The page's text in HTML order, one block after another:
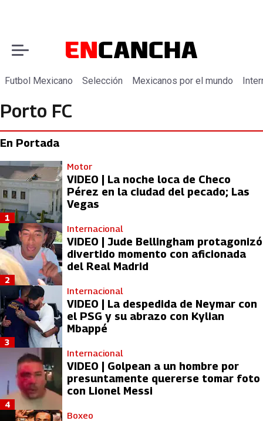
Futbol Mexicano Selección Mexicanos por el mundo
Porto FC
En Portada
Motor
VIDEO | La noche loca de Checo
Pérez en la ciudad del pecado; Las
Vegas
1
Internacional
VIDEO | Jude Bellingham protagonizó
divertido momento con aficionada
del Real Madrid
2
Internacional
VIDEO | La despedida de Neymar con
el PSG y su abrazo con Kylian
Mbappé
3
Internacional
VIDEO | Golpean a un hombre por
presuntamente quererse tomar foto
con Lionel Messi
4
Boxeo